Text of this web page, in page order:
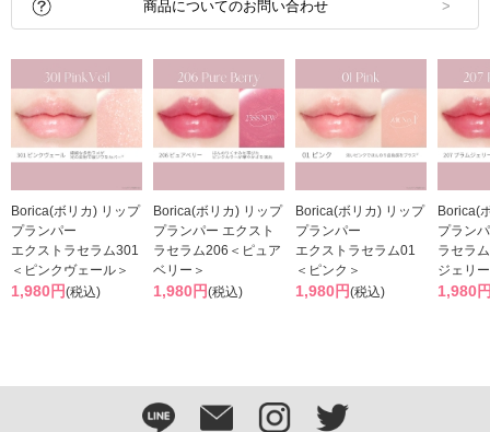
商品についてのお問い合わせ
Borica(ボリカ) リップ
プランパー
エクストラセラム301
＜ピンクヴェール＞
1,980円(税込)
Borica(ボリカ) リップ
プランパー エクスト
ラセラム206＜ピュア
ベリー＞
1,980円(税込)
Borica(ボリカ) リップ
プランパー
エクストラセラム01
＜ピンク＞
1,980円(税込)
Borica(
プラン
ラセラ
ジェリ
1,980